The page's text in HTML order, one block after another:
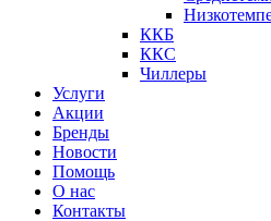
ККБ
ККС
Чиллеры
Услуги
Акции
Бренды
Новости
Помощь
О нас
Контакты